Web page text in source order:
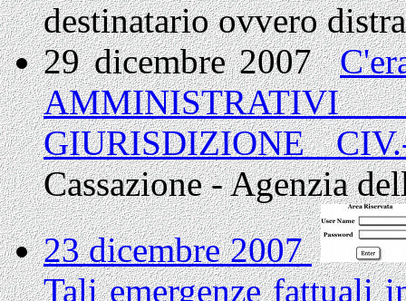
destinatario ovvero
29 dicembre 2007
GIURISDIZIONE
Cassazione - Agenzia
23 dicembre 2007
Tali emergenze fattuali